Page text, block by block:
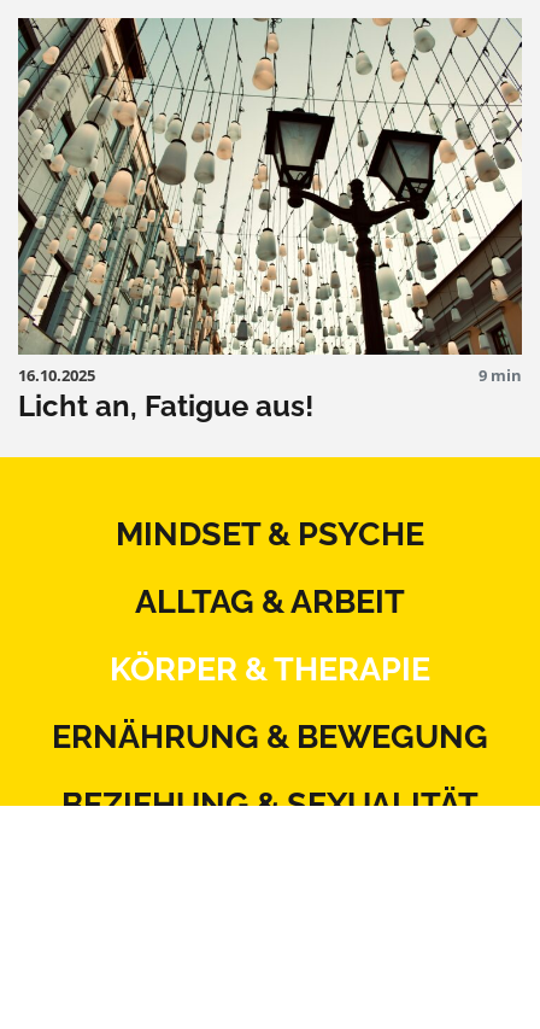
16.10.2025 9 min
Licht an, Fatigue aus!
MINDSET & PSYCHE
ALLTAG & ARBEIT
KÖRPER & THERAPIE
ERNÄHRUNG & BEWEGUNG
BEZIEHUNG & SEXUALITÄT